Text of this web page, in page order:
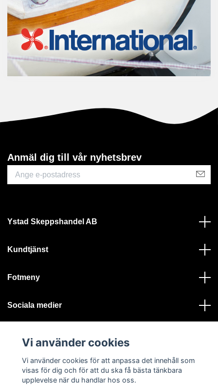
Anmäl dig till vår nyhetsbrev
Ystad Skeppshandel AB
Kundtjänst
Fotmeny
Sociala medier
© 2026 Ystad Skeppshandel - Alla rättigheter reserverade
Vi använder cookies
Vi använder cookies för att anpassa det innehåll som
visas för dig och för att du ska få bästa tänkbara
upplevelse när du handlar hos oss.